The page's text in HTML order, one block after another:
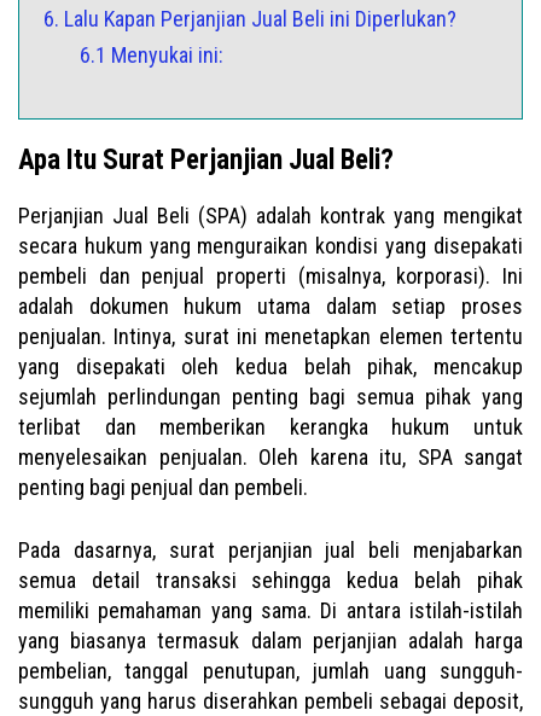
6. Lalu Kapan Perjanjian Jual Beli ini Diperlukan?
6.1 Menyukai ini:
Apa Itu Surat Perjanjian Jual Beli?
Perjanjian Jual Beli (SPA) adalah kontrak yang mengikat
secara hukum yang menguraikan kondisi yang disepakati
pembeli dan penjual properti (misalnya, korporasi). Ini
adalah dokumen hukum utama dalam setiap proses
penjualan. Intinya, surat ini menetapkan elemen tertentu
yang disepakati oleh kedua belah pihak, mencakup
sejumlah perlindungan penting bagi semua pihak yang
terlibat dan memberikan kerangka hukum untuk
menyelesaikan penjualan. Oleh karena itu, SPA sangat
penting bagi penjual dan pembeli.
Pada dasarnya, surat perjanjian jual beli menjabarkan
semua detail transaksi sehingga kedua belah pihak
memiliki pemahaman yang sama. Di antara istilah-istilah
yang biasanya termasuk dalam perjanjian adalah harga
pembelian, tanggal penutupan, jumlah uang sungguh-
sungguh yang harus diserahkan pembeli sebagai deposit,